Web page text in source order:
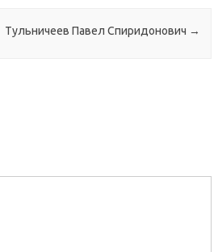
Тульничеев Павел Спиридонович →